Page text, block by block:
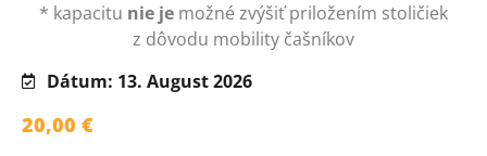
* kapacitu nie je možné zvýšiť priložením stoličiek
z dôvodu mobility čašníkov
Dátum: 13. August 2026
20,00 €